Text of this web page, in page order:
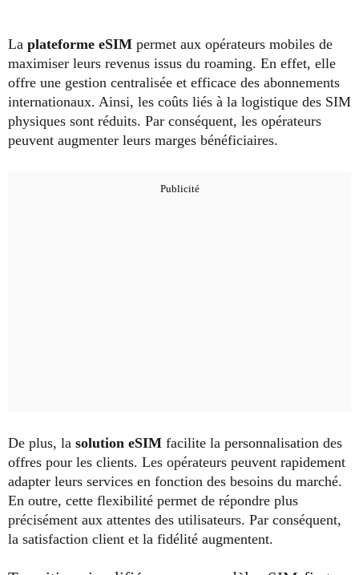
La plateforme eSIM permet aux opérateurs mobiles de
maximiser leurs revenus issus du roaming. En effet, elle
offre une gestion centralisée et efficace des abonnements
internationaux. Ainsi, les coûts liés à la logistique des SIM
physiques sont réduits. Par conséquent, les opérateurs
peuvent augmenter leurs marges bénéficiaires.
De plus, la solution eSIM facilite la personnalisation des
offres pour les clients. Les opérateurs peuvent rapidement
adapter leurs services en fonction des besoins du marché.
En outre, cette flexibilité permet de répondre plus
précisément aux attentes des utilisateurs. Par conséquent,
la satisfaction client et la fidélité augmentent.